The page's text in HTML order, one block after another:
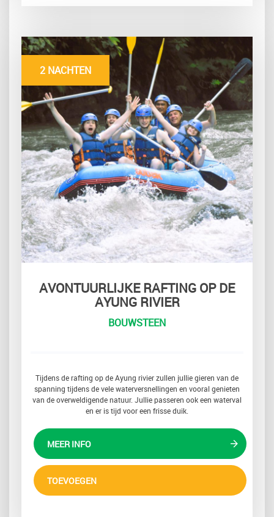
2 NACHTEN
AVONTUURLIJKE RAFTING OP DE
AYUNG RIVIER
BOUWSTEEN
Tijdens de rafting op de Ayung rivier zullen jullie gieren van de
spanning tijdens de vele waterversnellingen en vooral genieten
van de overweldigende natuur. Jullie passeren ook een waterval
en er is tijd voor een frisse duik.
MEER INFO
TOEVOEGEN